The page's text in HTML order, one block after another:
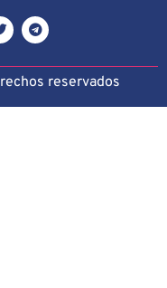
reservados